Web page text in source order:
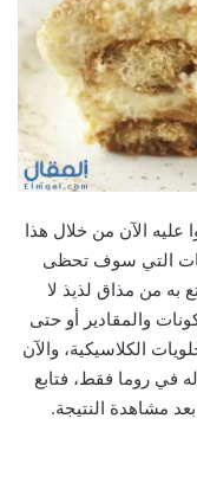
عليه الآن من خلال هذا
التي سوف تحظى
به من مذاق لذيذ لا
والمقادير أو حتى
الكلاسيكية، والآن
في روما فقط، فتابع
مشاهدة النتيجة.